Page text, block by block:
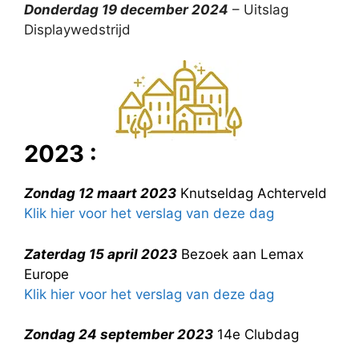
Donderdag 19 december 2024 – Uitslag
Displaywedstrijd
2023 :
Zondag 12 maart 2023 Knutseldag Achterveld
Klik hier voor het verslag van deze dag
Zaterdag 15 april 2023 Bezoek aan Lemax
Europe
Klik hier voor het verslag van deze dag
Zondag 24 september 2023 14e Clubdag